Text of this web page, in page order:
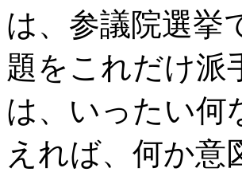
は、参議院選挙
題をこれだけ派
は、いったい何
えれば、何か意